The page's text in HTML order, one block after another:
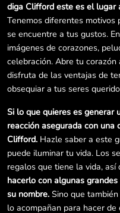
diga Clifford este es el lugar
Tenemos diferentes motivos
se encuentre a tus gustos.
imágenes de corazones,
celebración. Abre tu
disfruta de las ventajas de
obsequiar a tus seres
Si lo que quieres es generar
reacción asegurada con una
Clifford. Hazle saber a este
puede iluminar tu vida. Los
regalos que tiene la vida,
hacerlo con algunas
su nombre. Sino que
lo acompañan para hacer